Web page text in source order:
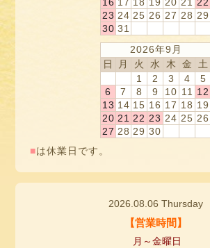
23 24 25 26 27 28 29
30 31
2026年9月
日
月 火 水 木 金
土
1
2 3 4
5
6
7 8 9 10 11
12
13 14 15 16 17 18 19
20 21 22 23 24 25 26
27 28 29 30
■は休業日です。
2026.08.06 Thursday
【営業時間】
月～金曜日